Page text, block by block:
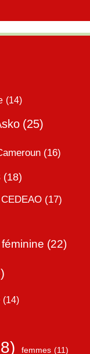
(14)
(25)
(16)
(18)
CEDEAO (17)
(22)
(14)
femmes (11)